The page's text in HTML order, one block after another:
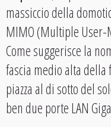
massiccio della
MIMO (Multiple
Come suggerisce la
fascia medio alta
piazza al di sotto del
ben due porte LAN